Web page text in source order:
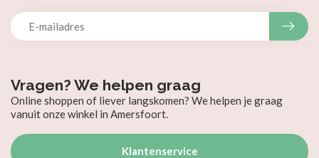
Vragen? We helpen graag
Online shoppen of liever langskomen? We helpen je graag
vanuit onze winkel in Amersfoort.
Klantenservice